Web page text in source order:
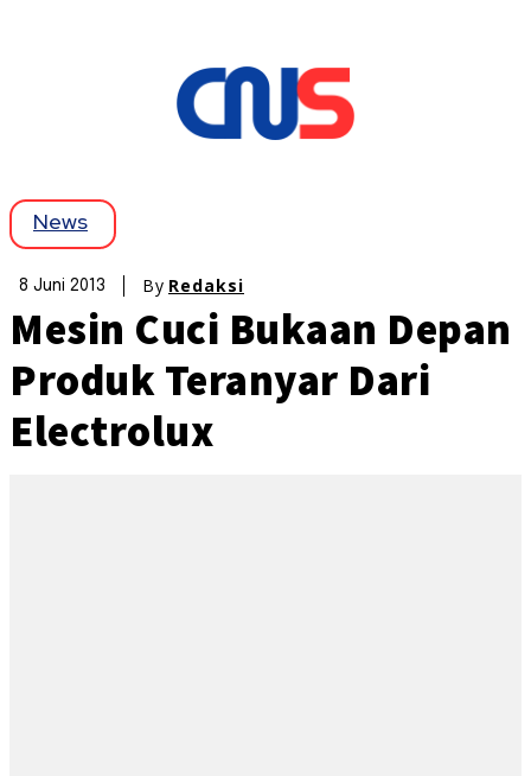
News
8 Juni 2013 By Redaksi
Mesin Cuci Bukaan Depan
Produk Teranyar Dari
Electrolux